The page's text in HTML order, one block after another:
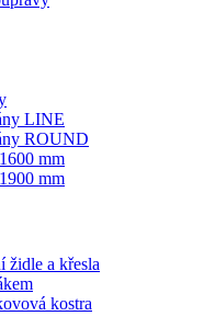
LINE
ROUND
mm
mm
židle a křesla
kostra